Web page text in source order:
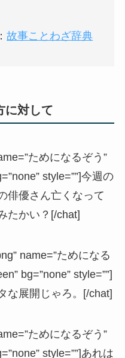
故事ことわざ辞典
に対して
ためになるぞう”
style=””]今週の
俳優さん亡くなって
たかい？[/chat]
name=”ためになる
bg=”none” style=””]
な展開じゃろ。[/chat]
ためになるぞう”
style=””]あれは